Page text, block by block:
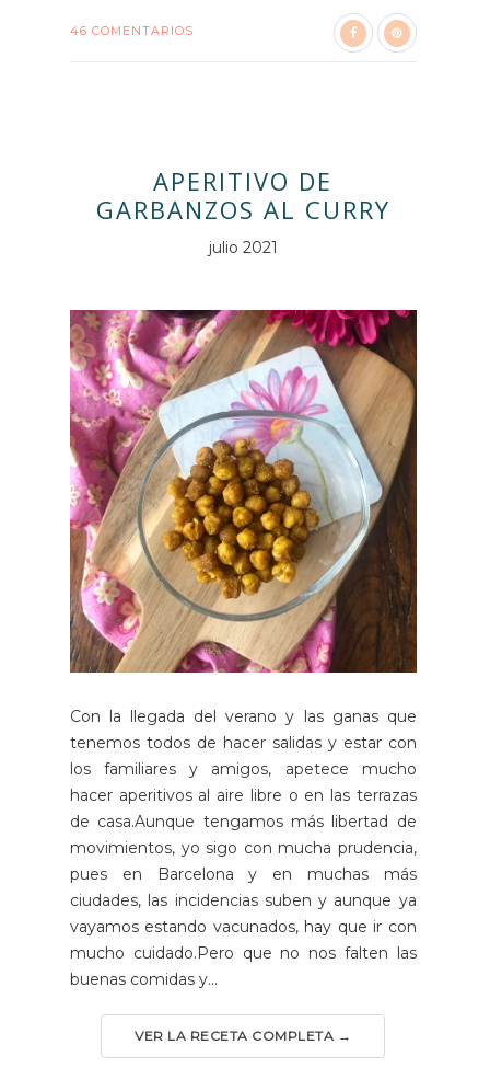
46 COMENTARIOS
APERITIVO DE
GARBANZOS AL CURRY
julio 2021
Con la llegada del verano y las ganas que
tenemos todos de hacer salidas y estar con
los familiares y amigos, apetece mucho
hacer aperitivos al aire libre o en las terrazas
de casa.Aunque tengamos más libertad de
movimientos, yo sigo con mucha prudencia,
pues en Barcelona y en muchas más
ciudades, las incidencias suben y aunque ya
vayamos estando vacunados, hay que ir con
mucho cuidado.Pero que no nos falten las
buenas comidas y...
VER LA RECETA COMPLETA →